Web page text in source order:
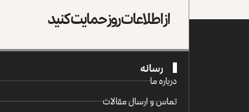
از اطلاعات روز حمایت کنید
رسانه
درباره ما
تماس و ارسال مقالات